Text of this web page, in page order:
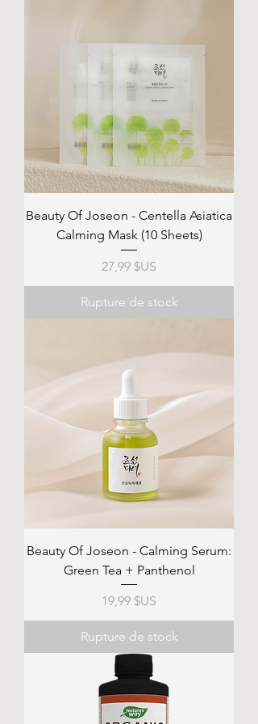
Beauty Of Joseon - Centella Asiatica
Calming Mask (10 Sheets)
Prix
27,99 $US
Rupture de stock
Beauty Of Joseon - Calming Serum:
Green Tea + Panthenol
Prix
19,99 $US
Rupture de stock